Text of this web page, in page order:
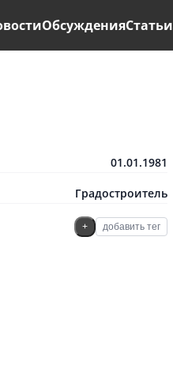
ОбсужденияСтатьи
01.01.1981
Градостроитель
+ добавить тег